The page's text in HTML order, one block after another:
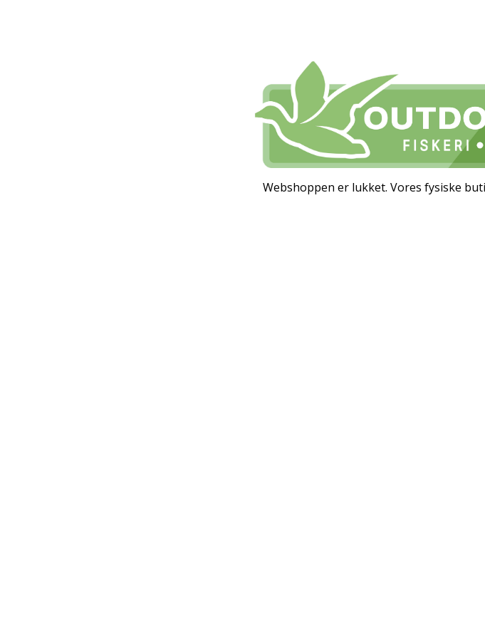
Webshoppen er lukket. Vores fysiske